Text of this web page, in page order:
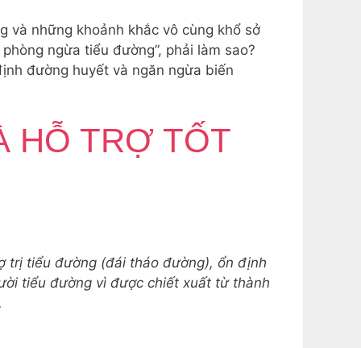
và những khoảnh khắc vô cùng khổ sở
ngừa tiểu đường”, phải làm sao?
đường huyết và ngăn ngừa biến
HỖ TRỢ TỐT
trị tiểu đường (đái tháo đường), ổn định
tiểu đường vì được chiết xuất từ thành